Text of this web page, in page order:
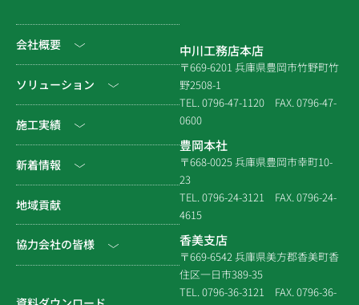
会社概要
社長挨拶
会社沿革
拠点一覧
企業倫理規定
ソリューション
公共工事
住宅関連
各種連携
施工実績
土木
建築（民間）
新着情報
NEWS & EVENT
メディア掲載
地域貢献
協力会社の皆様
中川工務店本店
〒669-6201 兵庫県豊岡市竹野町竹
野2508-1
TEL. 0796-47-1120 FAX. 0796-47-
0600
豊岡本社
〒668-0025 兵庫県豊岡市幸町10-
23
TEL. 0796-24-3121 FAX. 0796-24-
4615
香美支店
〒669-6542 兵庫県美方郡香美町香
住区一日市389-35
TEL. 0796-36-3121 FAX. 0796-36-